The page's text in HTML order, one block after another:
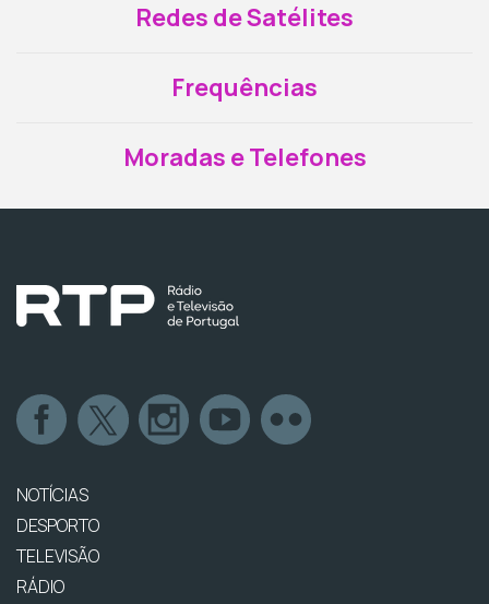
Redes de Satélites
Frequências
Moradas e Telefones
NOTÍCIAS
DESPORTO
TELEVISÃO
RÁDIO